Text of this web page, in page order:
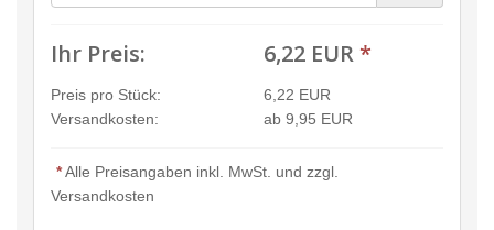
Ihr Preis: 6,22 EUR*
Preis pro Stück:
6,22 EUR
Versandkosten:
ab 9,95 EUR
*Alle Preisangaben inkl. MwSt. und zzgl.
Versandkosten